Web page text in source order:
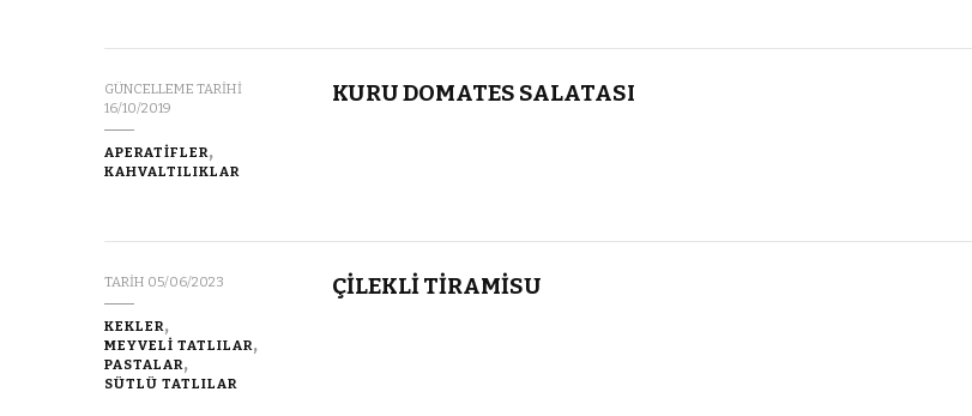
GÜNCELLEME TARIHI
16/10/2019
APERATİFLER
KAHVALTILIKLAR
KURU DOMATES SALATASI
TARIH 05/06/2023
KEKLER
MEYVELİ TATLILAR
PASTALAR
SÜTLÜ TATLILAR
ÇİLEKLİ TİRAMİSU